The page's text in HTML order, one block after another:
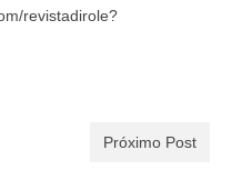
revistadirole?
Próximo Post